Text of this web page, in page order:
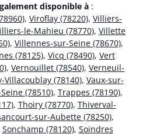
disponible à :
, Viroflay (78220), Villiers-
le-Mahieu (78770), Villette
, Villennes-sur-Seine (78670),
(78125), Vicq (78490), Vert
, Vernouillet (78540), Verneuil-
Villacoublay (78140), Vaux-sur-
(78510), Trappes (78190),
, Thoiry (78770), Thiverval-
sur-Aubette (78250),
Sonchamp (78120), Soindres